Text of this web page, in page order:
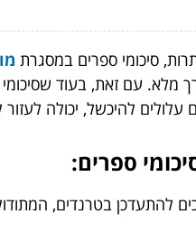
סיכומי ספרים במסגרת
מלא. עם זאת, בעוד
עלולים להיכשל, יכולה
ספרים:
להתעדכן בטרנדים,